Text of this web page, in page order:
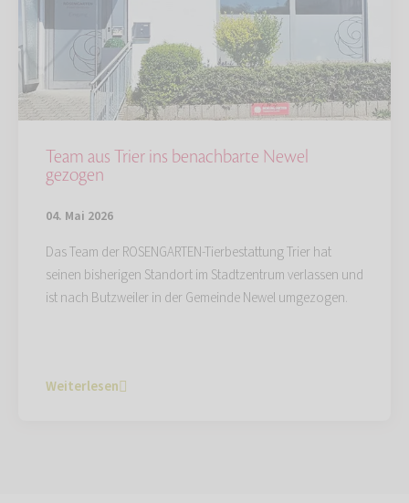
Team aus Trier ins benachbarte Newel
gezogen
04. Mai 2026
Das Team der ROSENGARTEN-Tierbestattung Trier hat
seinen bisherigen Standort im Stadtzentrum verlassen und
ist nach Butzweiler in der Gemeinde Newel umgezogen.
Weiterlesen